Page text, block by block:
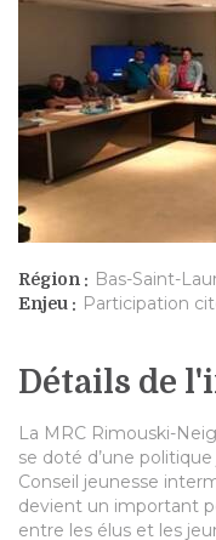
Région : Bas-Saint-
Enjeu : Participation
Détails de
La MRC Rimouski-
se doté d’une
Conseil jeunesse
devient un important
entre les élus et les